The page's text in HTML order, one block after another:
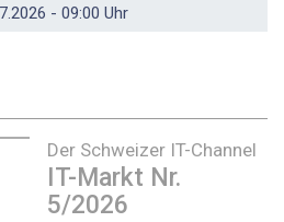
- 09:00 Uhr
Der Schweizer IT-Channel
IT-Markt Nr.
5/2026